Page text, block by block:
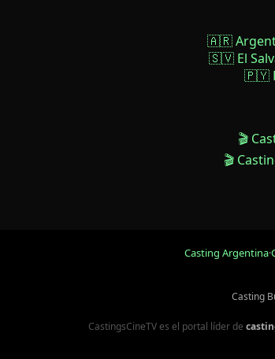
🇦🇷
🇸🇻 El
🇵🇾
🎬
🎬
Casting Argentina·
Casting
CastingsCineTV es el portal líder de